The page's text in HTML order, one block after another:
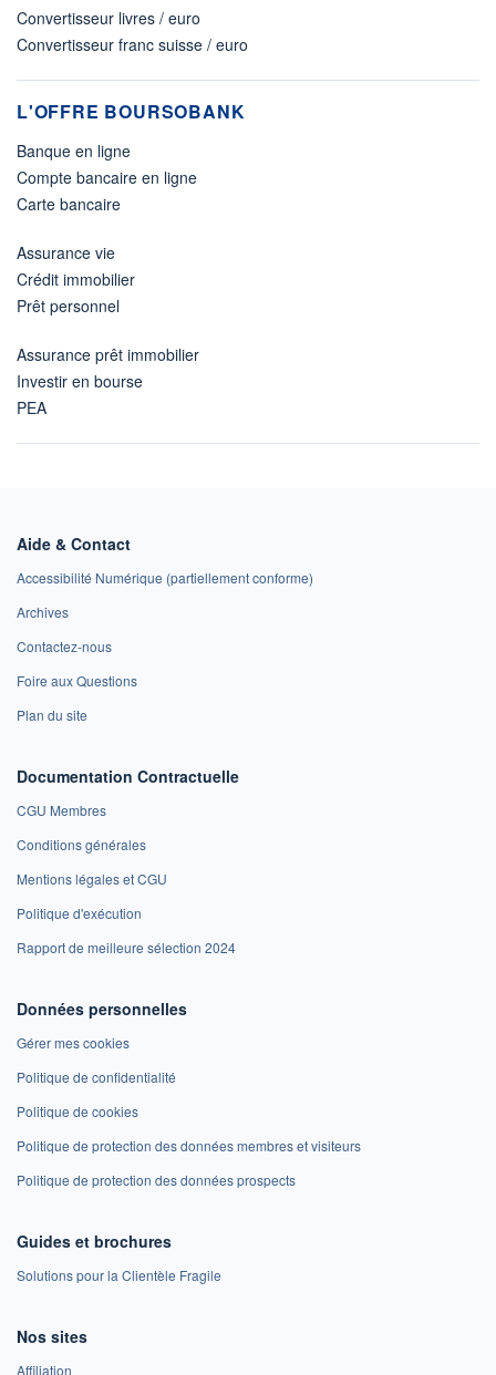
Convertisseur livres / euro
Convertisseur franc suisse / euro
L'OFFRE BOURSOBANK
Banque en ligne
Compte bancaire en ligne
Carte bancaire
Assurance vie
Crédit immobilier
Prêt personnel
Assurance prêt immobilier
Investir en bourse
PEA
Aide & Contact
Accessibilité Numérique (partiellement conforme)
Archives
Contactez-nous
Foire aux Questions
Plan du site
Documentation Contractuelle
CGU Membres
Conditions générales
Mentions légales et CGU
Politique d'exécution
Rapport de meilleure sélection 2024
Données personnelles
Gérer mes cookies
Politique de confidentialité
Politique de cookies
Politique de protection des données membres et visiteurs
Politique de protection des données prospects
Guides et brochures
Solutions pour la Clientèle Fragile
Nos sites
Affiliation